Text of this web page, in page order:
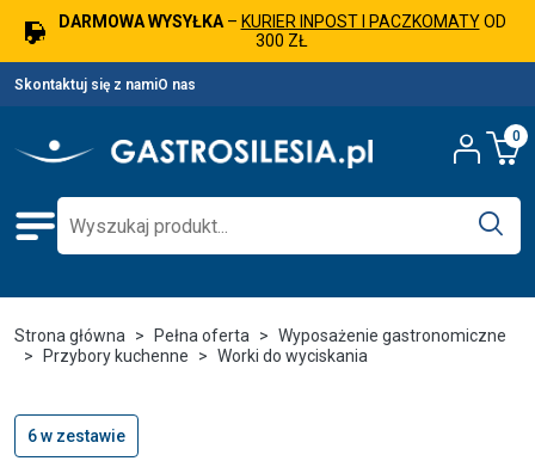
DARMOWA WYSYŁKA– KURIER INPOST I PACZKOMATYOD
300 ZŁ
Skontaktuj się z namiO nas
0
Strona główna Pełna oferta
Wyposażenie gastronomiczne
Przybory kuchenne
Worki do wyciskania
6 w zestawie